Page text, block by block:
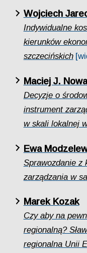
Wojciech
Indywidualne
kierunków
szczecińskich
Maciej J.
Decyzje o
instrument
w skali lokalnej
Ewa
Sprawozdanie z
zarządzania w
Marek Kozak
Czy aby na
regionalną?
regionalna Unii